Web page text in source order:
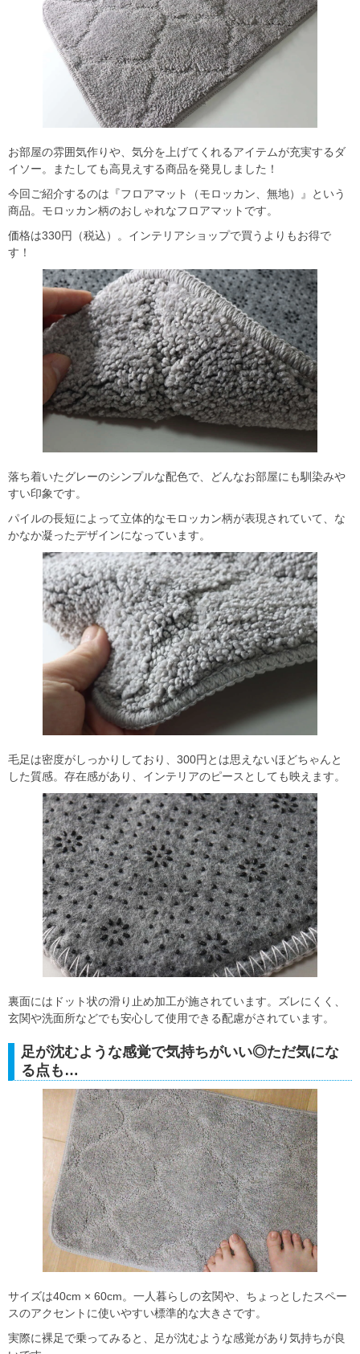
お部屋の雰囲気作りや、気分を上げてくれるアイテムが充実するダ
イソー。またしても高見えする商品を発見しました！
今回ご紹介するのは『フロアマット（モロッカン、無地）』という
商品。モロッカン柄のおしゃれなフロアマットです。
価格は330円（税込）。インテリアショップで買うよりもお得で
す！
落ち着いたグレーのシンプルな配色で、どんなお部屋にも馴染みや
すい印象です。
パイルの長短によって立体的なモロッカン柄が表現されていて、な
かなか凝ったデザインになっています。
毛足は密度がしっかりしており、300円とは思えないほどちゃんと
した質感。存在感があり、インテリアのピースとしても映えます。
裏面にはドット状の滑り止め加工が施されています。ズレにくく、
玄関や洗面所などでも安心して使用できる配慮がされています。
足が沈むような感覚で気持ちがいい◎ただ気にな
る点も…
サイズは40cm × 60cm。一人暮らしの玄関や、ちょっとしたスペー
スのアクセントに使いやすい標準的な大きさです。
実際に裸足で乗ってみると、足が沈むような感覚があり気持ちが良